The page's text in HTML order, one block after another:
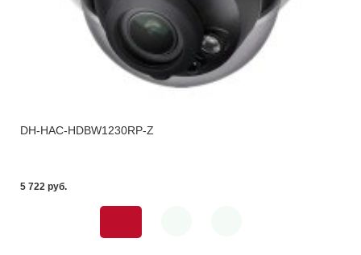
DH-HAC-HDBW1230RP-Z
5 722 pуб.